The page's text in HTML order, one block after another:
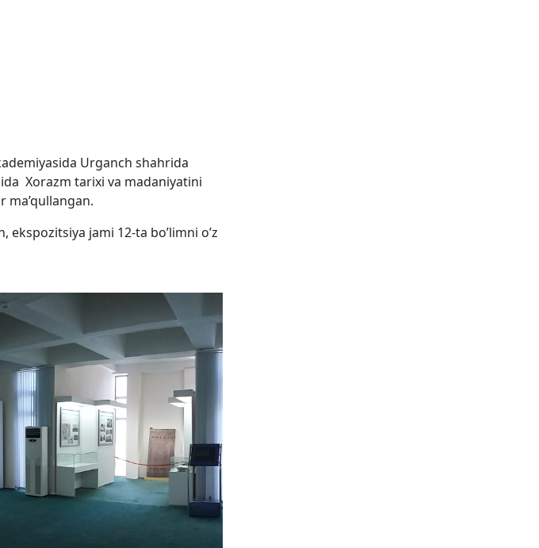
Urganch shahrida
Xorazm tarixi va madaniyatini
ma’qullangan.
jami 12-ta bo’limni o’z